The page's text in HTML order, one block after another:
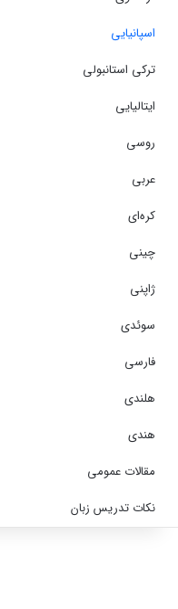
اسپانیایی
ترکی استانبولی
ایتالیایی
روسی
عربی
کره‌ای
چینی
ژاپنی
سوئدی
فارسی
هلندی
هندی
مقالات عمومی
نکات تدریس زبان